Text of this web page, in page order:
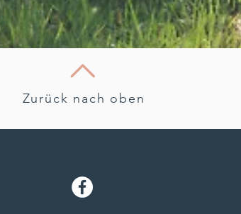
Zurück nach oben